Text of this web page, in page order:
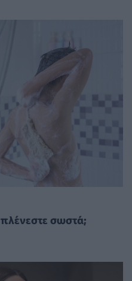
πλένεστε σωστά;